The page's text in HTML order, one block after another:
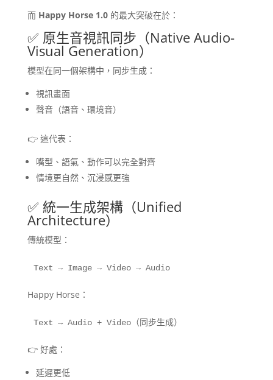
而 Happy Horse 1.0的最大突破在於：
✅ 原生音視訊同步（Native Audio-
Visual Generation）
模型在同一個架構中，同步生成：
視訊畫面
聲音（語音、環境音）
👉 這代表：
嘴型、語氣、動作可以完全對齊
情境更自然、沉浸感更強
✅ 統一生成架構（Unified
Architecture）
傳統模型：
Text → Image → Video → Audio
Happy Horse：
Text → Audio + Video（同步生成）
👉 好處：
延遲更低